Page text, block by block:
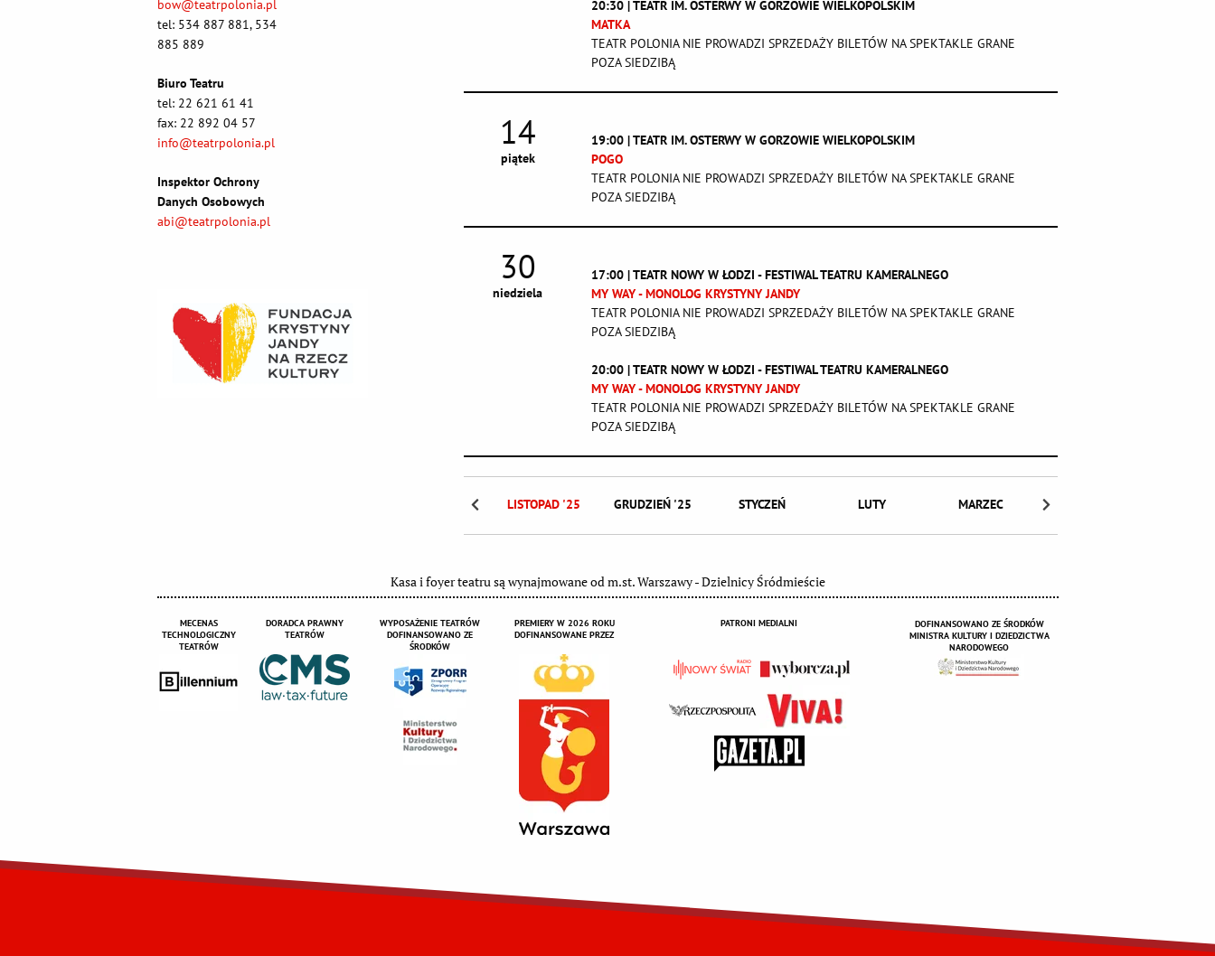
bow@teatrpolonia.pl
tel: 534 887 881, 534
885 889
Biuro Teatru
tel: 22 621 61 41
fax: 22 892 04 57
info@teatrpolonia.pl
Inspektor Ochrony
Danych Osobowych
abi@teatrpolonia.pl
20:30 | TEATR IM. OSTERWY W GORZOWIE WIELKOPOLSKIM
MATKA
TEATR POLONIA NIE PROWADZI SPRZEDAŻY BILETÓW NA SPEKTAKLE GRANE
POZA SIEDZIBĄ
14
piątek
19:00 | TEATR IM. OSTERWY W GORZOWIE WIELKOPOLSKIM
POGO
TEATR POLONIA NIE PROWADZI SPRZEDAŻY BILETÓW NA SPEKTAKLE GRANE
POZA SIEDZIBĄ
30
niedziela
17:00 | TEATR NOWY W ŁODZI - FESTIWAL TEATRU KAMERALNEGO
MY WAY - MONOLOG KRYSTYNY JANDY
TEATR POLONIA NIE PROWADZI SPRZEDAŻY BILETÓW NA SPEKTAKLE GRANE
POZA SIEDZIBĄ
20:00 | TEATR NOWY W ŁODZI - FESTIWAL TEATRU KAMERALNEGO
MY WAY - MONOLOG KRYSTYNY JANDY
TEATR POLONIA NIE PROWADZI SPRZEDAŻY BILETÓW NA SPEKTAKLE GRANE
POZA SIEDZIBĄ
PAŹDZIERNIK '25 LISTOPAD '25 GRUDZIEŃ '25 STYCZEŃ LUTY MARZEC
Kasa i foyer teatru są wynajmowane od m.st. Warszawy - Dzielnicy Śródmieście
MECENAS
TECHNOLOGICZNY
TEATRÓW
DORADCA PRAWNY
TEATRÓW
WYPOSAŻENIE TEATRÓW
DOFINANSOWANO ZE
ŚRODKÓW
PREMIERY W 2026 ROKU
DOFINANSOWANE PRZEZ
PATRONI MEDIALNI
DOFINANSOWANO ZE ŚRODKÓW
MINISTRA KULTURY I DZIEDZICTWA
NARODOWEGO